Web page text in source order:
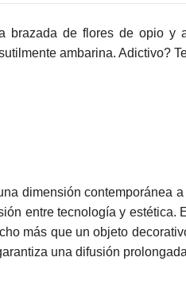
de flores de opio y
ambarina. Adictivo?
dimensión contemporánea
entre tecnología y estética.
más que un objeto
una difusión